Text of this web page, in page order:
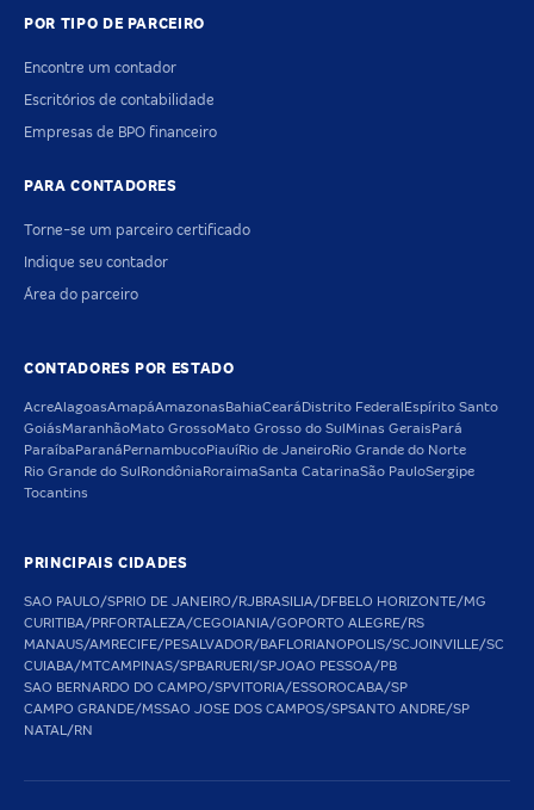
POR TIPO DE PARCEIRO
Encontre um contador
Escritórios de contabilidade
Empresas de BPO financeiro
PARA CONTADORES
Torne-se um parceiro certificado
Indique seu contador
Área do parceiro
CONTADORES POR ESTADO
AcreAlagoasAmapáAmazonas BahiaCeará Distrito Federal Espírito Santo
GoiásMaranhãoMato GrossoMato Grosso do Sul Minas Gerais Pará
Paraíba Paraná PernambucoPiauíRio de JaneiroRio Grande do Norte
Rio Grande do Sul Rondônia RoraimaSanta CatarinaSão PauloSergipe
Tocantins
PRINCIPAIS CIDADES
SAO PAULO/SPRIO DE JANEIRO/RJBRASILIA/DFBELO HORIZONTE/MG
CURITIBA/PRFORTALEZA/CEGOIANIA/GOPORTO ALEGRE/RS
MANAUS/AMRECIFE/PESALVADOR/BAFLORIANOPOLIS/SCJOINVILLE/SC
CUIABA/MTCAMPINAS/SPBARUERI/SPJOAO PESSOA/PB
SAO BERNARDO DO CAMPO/SPVITORIA/ESSOROCABA/SP
CAMPO GRANDE/MSSAO JOSE DOS CAMPOS/SPSANTO ANDRE/SP
NATAL/RN